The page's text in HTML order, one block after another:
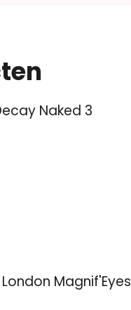
Naked 3
Magnif'Eyes